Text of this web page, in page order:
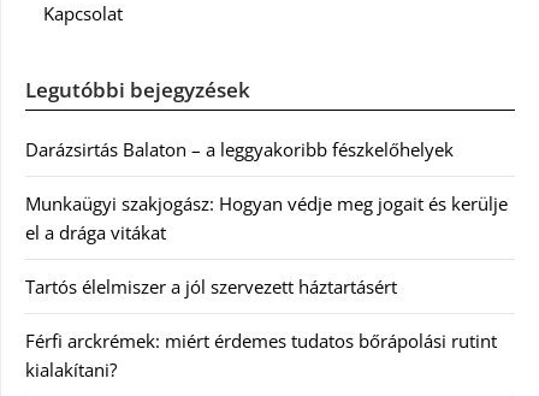
Kapcsolat
Legutóbbi bejegyzések
Darázsirtás Balaton – a leggyakoribb fészkelőhelyek
Munkaügyi szakjogász: Hogyan védje meg jogait és kerülje
el a drága vitákat
Tartós élelmiszer a jól szervezett háztartásért
Férfi arckrémek: miért érdemes tudatos bőrápolási rutint
kialakítani?